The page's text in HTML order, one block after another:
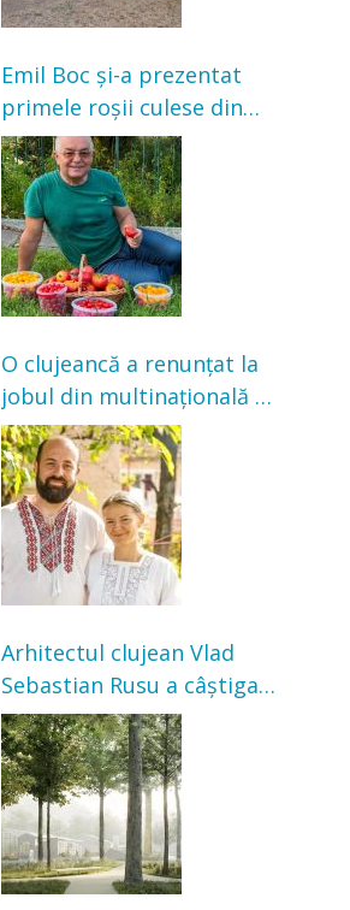
Emil Boc și-a prezentat
primele roșii culese din
grădină: „Niciun magazin
nu poate oferi această
satisfacție”
O clujeancă a renunțat la
jobul din multinațională și
s-a mutat la țară. Acum
cultivă legume în grădina
bunicilor
Arhitectul clujean Vlad
Sebastian Rusu a câștigat
concursul pentru
transformarea Grădinii
Casei Universitarilor